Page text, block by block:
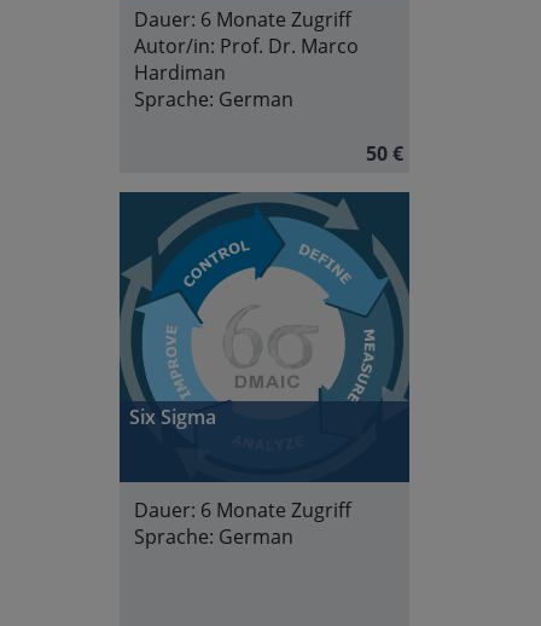
Dauer: 6 Monate Zugriff
Autor/in: Prof. Dr. Marco
Hardiman
Sprache: German
50 €
Six Sigma
Dauer: 6 Monate Zugriff
Sprache: German